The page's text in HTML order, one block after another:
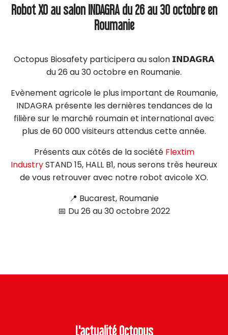
Robot XO au salon INDAGRA du 26 au 30 octobre en
Roumanie
Octopus Biosafety participera au salon 𝗜𝗡𝗗𝗔𝗚𝗥𝗔
du 26 au 30 octobre en Roumanie.
Evènement agricole le plus important de Roumanie,
INDAGRA présente les dernières tendances de la
filière sur le marché roumain et international avec
plus de 60 000 visiteurs attendus cette année.
Présents aux côtés de la société Flextim
IndustrySTAND 15, HALL B1, nous serons très heureux
de vous retrouver avec notre robot avicole XO.
📍 Bucarest, Roumanie
📅 Du 26 au 30 octobre 2022
L'actualité Octopus